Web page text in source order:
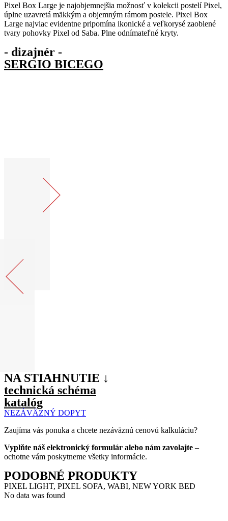
Pixel Box Large je najobjemnejšia možnosť v kolekcii postelí Pixel,
úplne uzavretá mäkkým a objemným rámom postele. Pixel Box
Large najviac evidentne pripomína ikonické a veľkorysé zaoblené
tvary pohovky Pixel od Saba. Plne odnímateľné kryty.
- dizajnér -
SERGIO BICEGO
NA STIAHNUTIE ↓
technická schéma
katalóg
NEZÁVÄZNÝ DOPYT
Zaujíma vás ponuka a chcete nezáväznú cenovú kalkuláciu?
Vyplňte náš elektronický formulár alebo nám zavolajte –
ochotne vám poskytneme všetky informácie.
PODOBNÉ PRODUKTY
PIXEL LIGHT, PIXEL SOFA, WABI, NEW YORK BED
No data was found